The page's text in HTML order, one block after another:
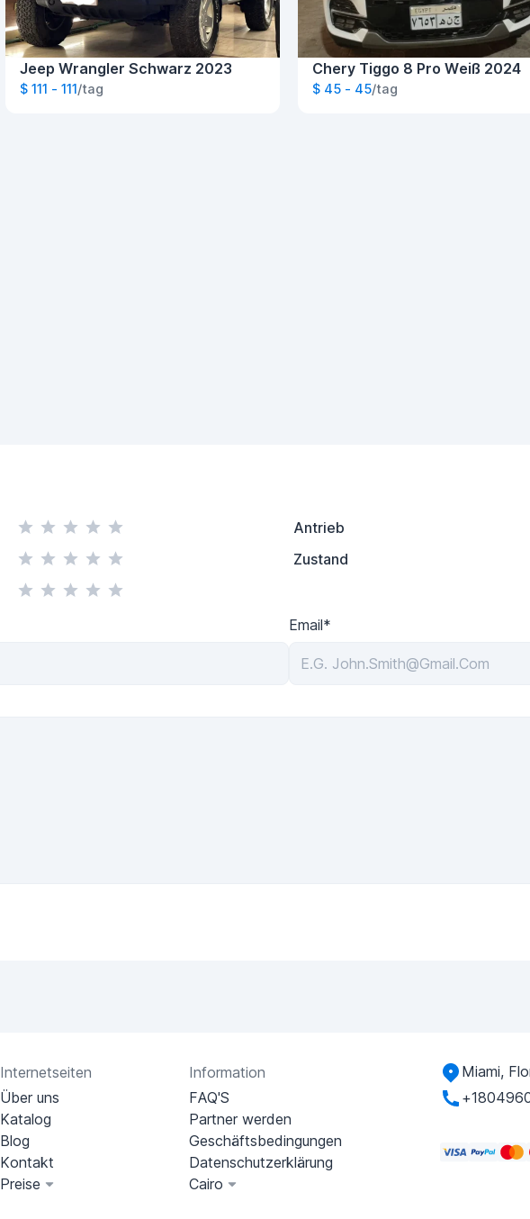
Jeep Wrangler Schwarz 2023
$ 111 - 111/tag
Chery Tiggo 8 Pro Weiß 2024
$ 45 - 45/tag
Antrieb
Zustand
Email*
Internetseiten
Über uns
Katalog
Blog
Kontakt
Preise
Information
FAQ'S
Partner werden
Geschäftsbedingungen
Datenschutzerklärung
Cairo
Miami,